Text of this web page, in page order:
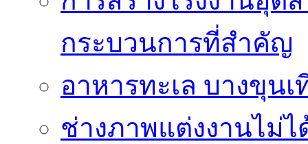
กระบวนการที่สำคัญ
อาหารทะเล บางขุน
ช่างภาพแต่งงานไม่